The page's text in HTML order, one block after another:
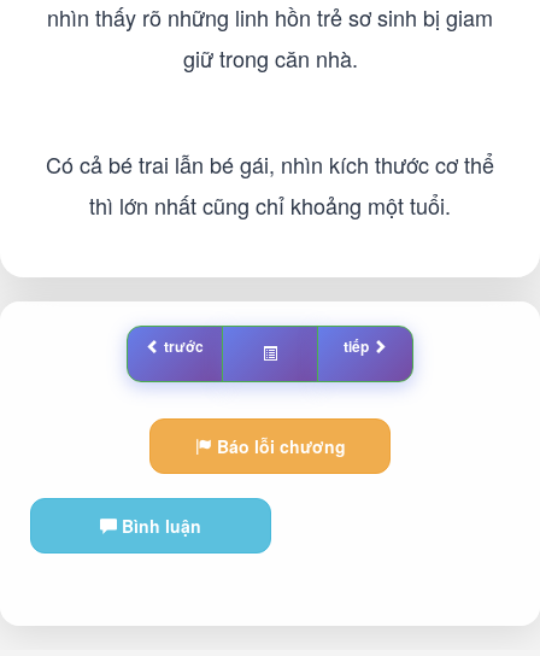
nhìn thấy rõ những linh hồn trẻ sơ sinh bị giam
giữ trong căn nhà.
Có cả bé trai lẫn bé gái, nhìn kích thước cơ thể
thì lớn nhất cũng chỉ khoảng một tuổi.
trước tiếp
Báo lỗi chương
Bình luận